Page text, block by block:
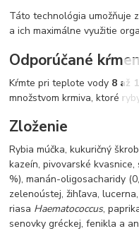
Táto technológia umožňuje
a ich maximálne využitie
Odporúčané
Kŕmte pri teplote vody 8 až
množstvom krmiva, ktoré
Zloženie
Rybia múčka, kukuričný
kazeín, pivovarské
%), manán-oligosacharidy
zelenoústej, žihľava,
riasa Haematococcus,
senovky gréckej, fenikla a